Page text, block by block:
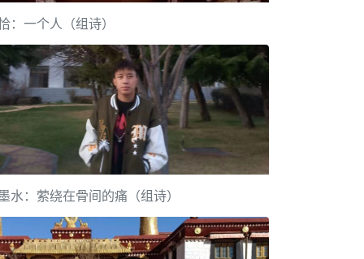
：一个人（组诗）
水：萦绕在骨间的痛（组诗）